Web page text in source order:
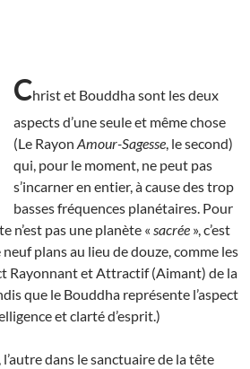
Christ et Bouddha sont les deux
aspects d’une seule et même chose
(Le Rayon Amour-Sagesse , le second)
qui, pour le moment, ne peut pas
s’incarner en entier, à cause des trop
basses fréquences planétaires. Pour
n’est pas une planète « sacrée », c’est
neuf plans au lieu de douze, comme les
Rayonnant et Attractif (Aimant) de la
que le Bouddha représente l’aspect
et clarté d’esprit.)
dans le sanctuaire de la tête